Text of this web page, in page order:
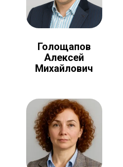
Голощапов
Алексей
Михайлович